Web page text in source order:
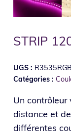
STRIP
UGS :
Catégories :
Un
distance et
différentes